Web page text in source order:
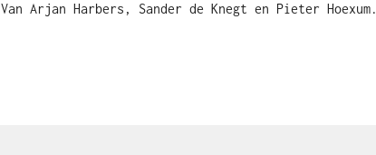
Van Arjan Harbers, Sander de Knegt en Pieter Hoexum.